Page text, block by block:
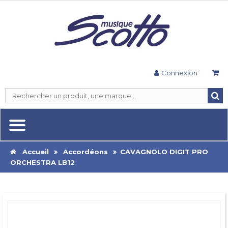
Connexion
Accueil Accordéons
CAVAGNOLO DIGIT PRO
ORCHESTRA LB12